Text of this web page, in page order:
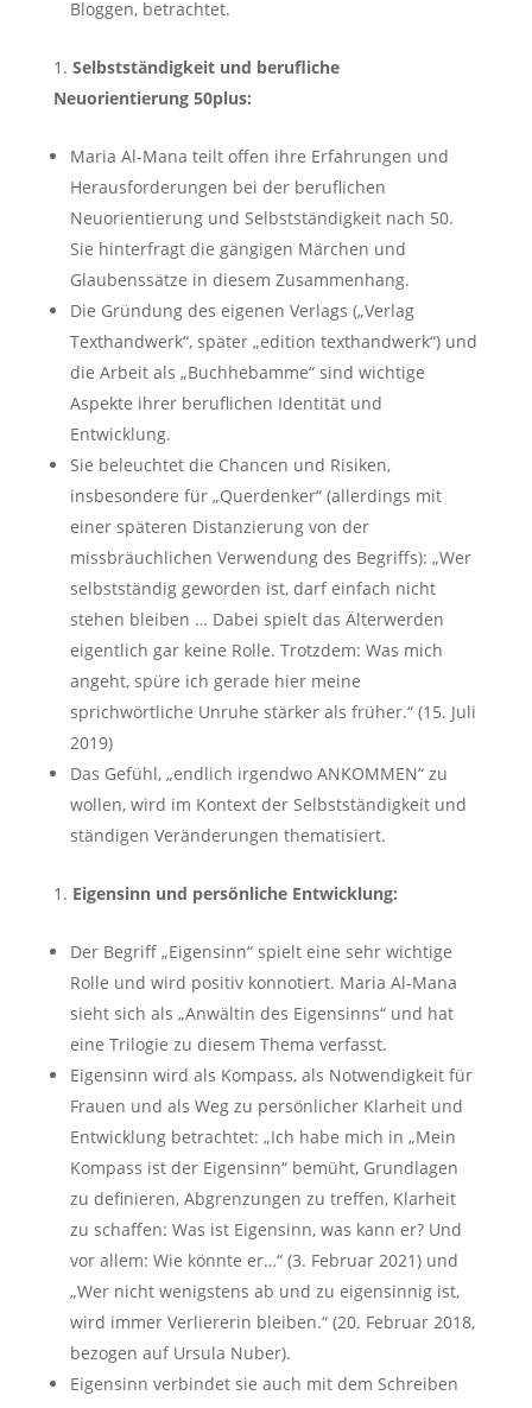
Bloggen, betrachtet.
Selbstständigkeit und berufliche
Neuorientierung 50plus:
Maria Al-Mana teilt offen ihre Erfahrungen und
Herausforderungen bei der beruflichen
Neuorientierung und Selbstständigkeit nach 50.
Sie hinterfragt die gängigen Märchen und
Glaubenssätze in diesem Zusammenhang.
Die Gründung des eigenen Verlags („Verlag
Texthandwerk“, später „edition texthandwerk“) und
die Arbeit als „Buchhebamme“ sind wichtige
Aspekte ihrer beruflichen Identität und
Entwicklung.
Sie beleuchtet die Chancen und Risiken,
insbesondere für „Querdenker“ (allerdings mit
einer späteren Distanzierung von der
missbräuchlichen Verwendung des Begriffs): „Wer
selbstständig geworden ist, darf einfach nicht
stehen bleiben … Dabei spielt das Älterwerden
eigentlich gar keine Rolle. Trotzdem: Was mich
angeht, spüre ich gerade hier meine
sprichwörtliche Unruhe stärker als früher.“ (15. Juli
2019)
Das Gefühl, „endlich irgendwo ANKOMMEN“ zu
wollen, wird im Kontext der Selbstständigkeit und
ständigen Veränderungen thematisiert.
Eigensinn und persönliche Entwicklung:
Der Begriff „Eigensinn“ spielt eine sehr wichtige
Rolle und wird positiv konnotiert. Maria Al-Mana
sieht sich als „Anwältin des Eigensinns“ und hat
eine Trilogie zu diesem Thema verfasst.
Eigensinn wird als Kompass, als Notwendigkeit für
Frauen und als Weg zu persönlicher Klarheit und
Entwicklung betrachtet: „Ich habe mich in „Mein
Kompass ist der Eigensinn“ bemüht, Grundlagen
zu definieren, Abgrenzungen zu treffen, Klarheit
zu schaffen: Was ist Eigensinn, was kann er? Und
vor allem: Wie könnte er…“ (3. Februar 2021) und
„Wer nicht wenigstens ab und zu eigensinnig ist,
wird immer Verliererin bleiben.“ (20. Februar 2018,
bezogen auf Ursula Nuber).
Eigensinn verbindet sie auch mit dem Schreiben